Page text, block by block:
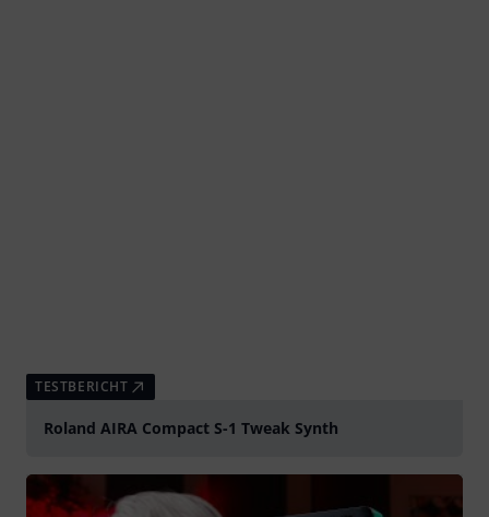
TESTBERICHT
Roland AIRA Compact S-1 Tweak Synth